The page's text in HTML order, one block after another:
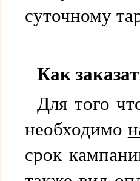
суточному
Как
Для того
необходимо
срок